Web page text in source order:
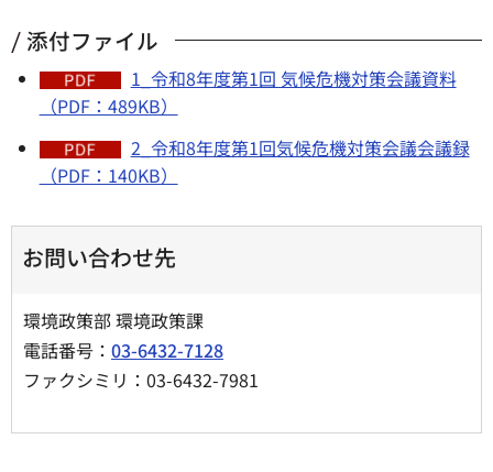
添付ファイル
1_令和8年度第1回 気候危機対策会議資料
（PDF：489KB）
2_令和8年度第1回気候危機対策会議会議録
（PDF：140KB）
お問い合わせ先
環境政策部 環境政策課
電話番号： 03-6432-7128
ファクシミリ：03-6432-7981